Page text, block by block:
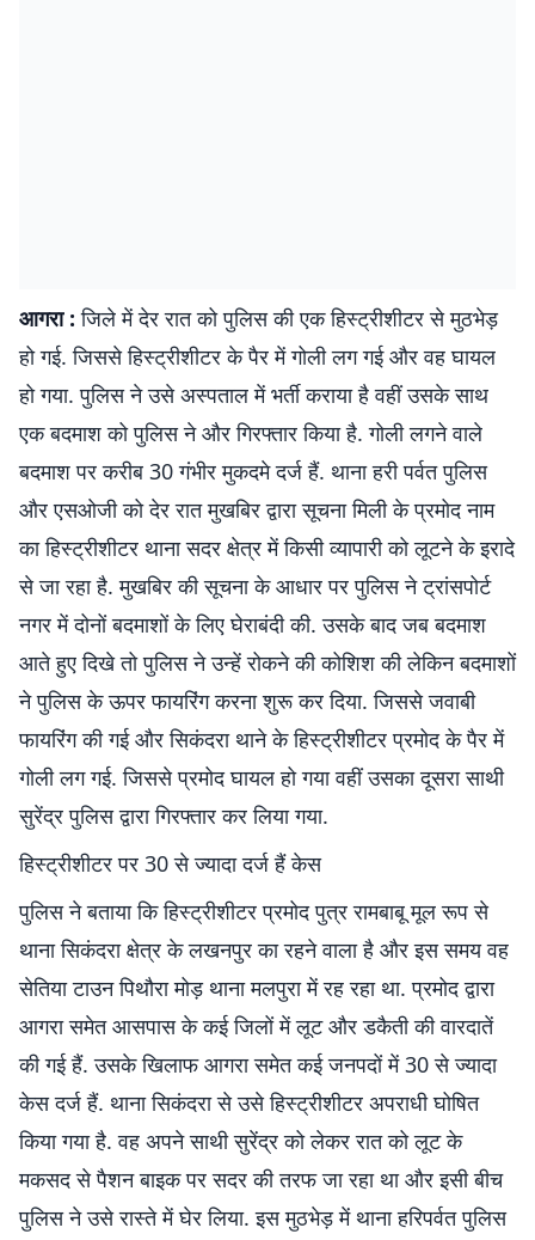
आगरा : जिले में देर रात को पुलिस की एक हिस्ट्रीशीटर से मुठभेड़
हो गई. जिससे हिस्ट्रीशीटर के पैर में गोली लग गई और वह घायल
हो गया. पुलिस ने उसे अस्पताल में भर्ती कराया है वहीं उसके साथ
एक बदमाश को पुलिस ने और गिरफ्तार किया है. गोली लगने वाले
बदमाश पर करीब 30 गंभीर मुकदमे दर्ज हैं. थाना हरी पर्वत पुलिस
और एसओजी को देर रात मुखबिर द्वारा सूचना मिली के प्रमोद नाम
का हिस्ट्रीशीटर थाना सदर क्षेत्र में किसी व्यापारी को लूटने के इरादे
से जा रहा है. मुखबिर की सूचना के आधार पर पुलिस ने ट्रांसपोर्ट
नगर में दोनों बदमाशों के लिए घेराबंदी की. उसके बाद जब बदमाश
आते हुए दिखे तो पुलिस ने उन्हें रोकने की कोशिश की लेकिन बदमाशों
ने पुलिस के ऊपर फायरिंग करना शुरू कर दिया. जिससे जवाबी
फायरिंग की गई और सिकंदरा थाने के हिस्ट्रीशीटर प्रमोद के पैर में
गोली लग गई. जिससे प्रमोद घायल हो गया वहीं उसका दूसरा साथी
सुरेंद्र पुलिस द्वारा गिरफ्तार कर लिया गया.
हिस्ट्रीशीटर पर 30 से ज्यादा दर्ज हैं केस
पुलिस ने बताया कि हिस्ट्रीशीटर प्रमोद पुत्र रामबाबू मूल रूप से
थाना सिकंदरा क्षेत्र के लखनपुर का रहने वाला है और इस समय वह
सेतिया टाउन पिथौरा मोड़ थाना मलपुरा में रह रहा था. प्रमोद द्वारा
आगरा समेत आसपास के कई जिलों में लूट और डकैती की वारदातें
की गई हैं. उसके खिलाफ आगरा समेत कई जनपदों में 30 से ज्यादा
केस दर्ज हैं. थाना सिकंदरा से उसे हिस्ट्रीशीटर अपराधी घोषित
किया गया है. वह अपने साथी सुरेंद्र को लेकर रात को लूट के
मकसद से पैशन बाइक पर सदर की तरफ जा रहा था और इसी बीच
पुलिस ने उसे रास्ते में घेर लिया. इस मुठभेड़ में थाना हरिपर्वत पुलिस